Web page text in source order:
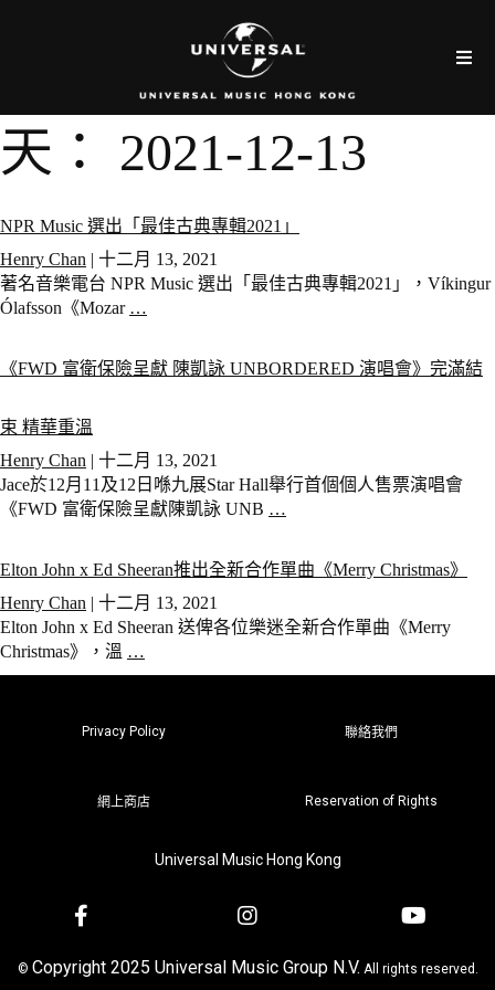
天： 2021-12-13
NPR Music 選出「最佳古典專輯2021」
Henry Chan | 十二月 13, 2021
著名音樂電台 NPR Music 選出「最佳古典專輯2021」，Víkingur
Ólafsson《Mozar …
《FWD 富衛保險呈獻 陳凱詠 UNBORDERED 演唱會》完滿結
束 精華重溫
Henry Chan | 十二月 13, 2021
Jace於12月11及12日喺九展Star Hall舉行首個個人售票演唱會
《FWD 富衛保險呈獻陳凱詠 UNB …
Elton John x Ed Sheeran推出全新合作單曲《Merry Christmas》
Henry Chan | 十二月 13, 2021
Elton John x Ed Sheeran 送俾各位樂迷全新合作單曲《Merry
Christmas》，溫 …
Privacy Policy 聯絡我們
網上商店 Reservation of Rights
Universal Music Hong Kong
© Copyright 2025 Universal Music Group N.V. All rights reserved.